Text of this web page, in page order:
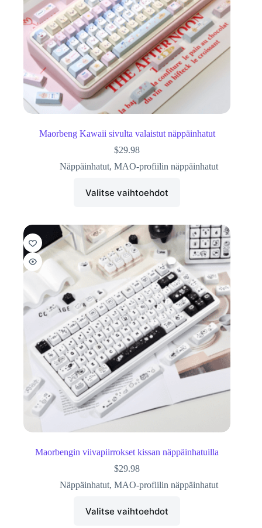
Maorbeng Kawaii sivulta valaistut näppäinhatut
$29.98
Näppäinhatut, MAO-profiilin näppäinhatut
Valitse vaihtoehdot
Maorbengin viivapiirrokset kissan näppäinhatuilla
$29.98
Näppäinhatut, MAO-profiilin näppäinhatut
Valitse vaihtoehdot